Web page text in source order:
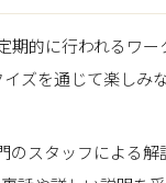
期的に行われるワー
ズを通じて楽しみ
のスタッフによる解